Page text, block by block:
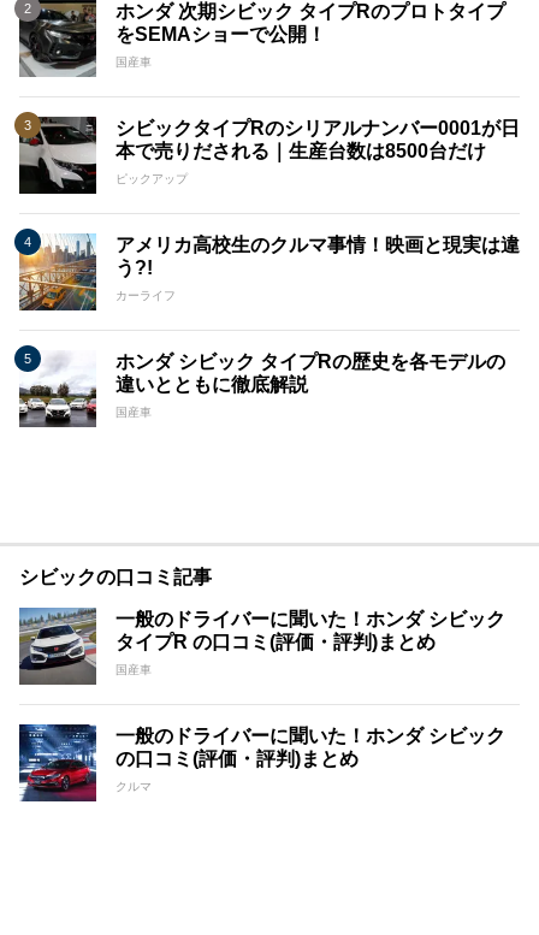
ホンダ 次期シビック タイプRのプロトタイプ
をSEMAショーで公開！
国産車
シビックタイプRのシリアルナンバー0001が日
本で売りだされる｜生産台数は8500台だけ
ピックアップ
アメリカ高校生のクルマ事情！映画と現実は違
う?!
カーライフ
ホンダ シビック タイプRの歴史を各モデルの
違いとともに徹底解説
国産車
シビックの口コミ記事
一般のドライバーに聞いた！ホンダ シビック
タイプR の口コミ(評価・評判)まとめ
国産車
一般のドライバーに聞いた！ホンダ シビック
の口コミ(評価・評判)まとめ
クルマ